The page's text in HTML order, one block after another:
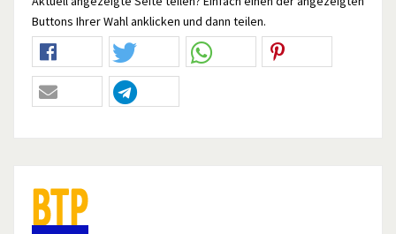
Buttons Ihrer Wahl anklicken und dann teilen.